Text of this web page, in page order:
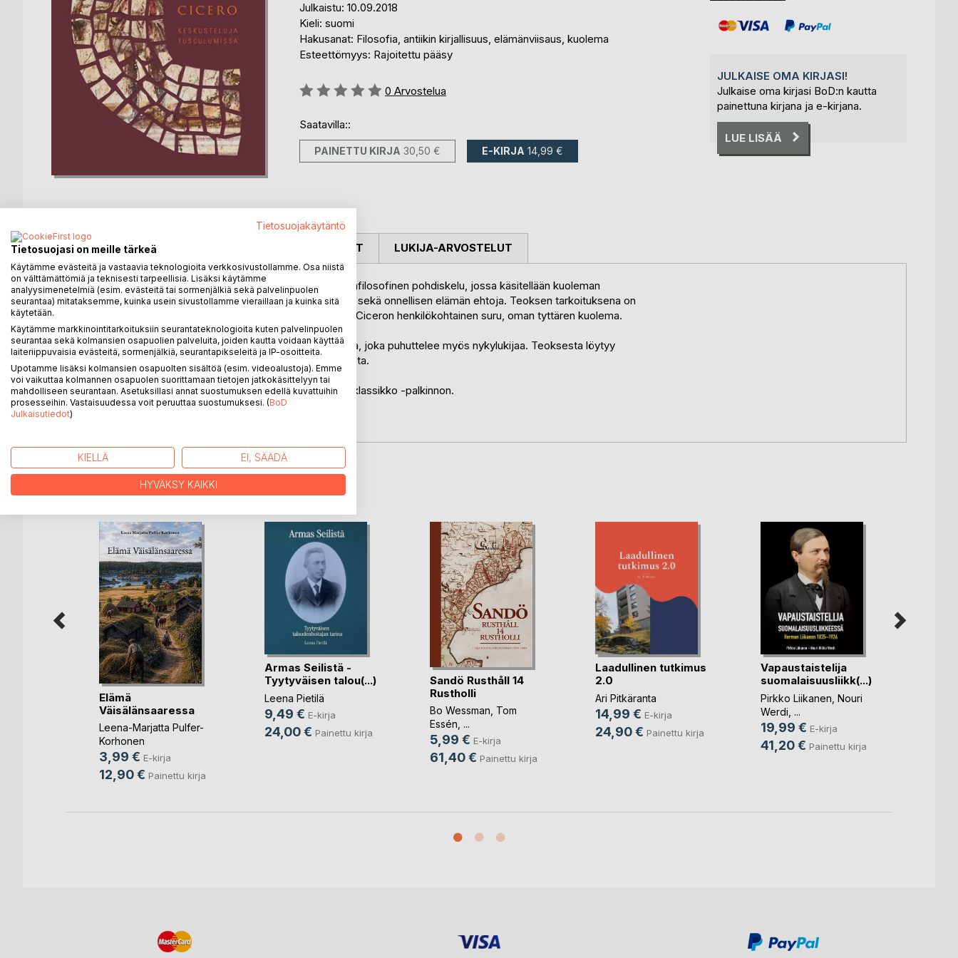
Julkaistu: 10.09.2018
Kieli: suomi
Hakusanat: Filosofia, antiikin kirjallisuus, elämänviisaus, kuolema
Esteettömyys: Rajoitettu pääsy
Arvostelu::
0 Arvostelua
Saatavilla::
PAINETTU KIRJA 30,50 € E-KIRJA 14,99 €
JULKAISE OMA KIRJASI!
Julkaise oma kirjasi BoD:n kautta
painettuna kirjana ja e-kirjana.
LUE LISÄÄ
KUVAUS
Keskusteluja Tusculumissa on Ciceron pääteoksia, elämänfilosofinen pohdiskelu, jossa käsitellään kuoleman
halveksuntaa, tuskan sietämistä, kärsimyksen lievittämistä sekä onnellisen elämän ehtoja. Teoksen tarkoituksena on
tuoda lohtua sekä kirjoittajalleen että lukijalle. Taustalla on Ciceron henkilökohtainen suru, oman tyttären kuolema.
Keskusteluja Tusculumissa on elävää maailmankirjallisuutta, joka puhuttelee myös nykylukijaa. Teoksesta löytyy
monia tuttuja kertomuksia, kuten tarina Damokleen miekasta.
Veli-Matti Rissasen suomennos sai vuonna 2009 Vuoden klassikko -palkinnon.
KIRJAILIJA LEHDISTÖARVOSTELUT LUKIJA-ARVOSTELUT
LISÄÄ KIRJOJA BoD:LLA
Elämä
Väisälänsaaressa
Leena-Marjatta Pulfer-
Korhonen
3,99 € E-kirja
12,90 € Painettu kirja
Armas Seilistä -
Tyytyväisen talou(...)
Leena Pietilä
9,49 € E-kirja
24,00 € Painettu kirja
Sandö Rusthåll 14
Rustholli
Bo Wessman, Tom
Essén, ...
5,99 € E-kirja
61,40 € Painettu kirja
Laadullinen tutkimus
2.0
Ari Pitkäranta
14,99 € E-kirja
24,90 € Painettu kirja
Vapaustaistelija
suomalaisuusliikk(...)
Pirkko Liikanen Nouri
Werdi , ...
19,99 € E-kirja
41,20 € Painettu kirja
Tietosuojakäytäntö
Tietosuojasi on meille tärkeä
Käytämme evästeitä ja vastaavia teknologioita verkkosivustollamme. Osa niistä
on välttämättömiä ja teknisesti tarpeellisia. Lisäksi käytämme
analyysimenetelmiä (esim. evästeitä tai sormenjälkiä sekä palvelinpuolen
seurantaa) mitataksemme, kuinka usein sivustollamme vieraillaan ja kuinka sitä
käytetään.
Käytämme markkinointitarkoituksiin seurantateknologioita kuten palvelinpuolen
seurantaa sekä kolmansien osapuolien palveluita, joiden kautta voidaan käyttää
laiteriippuvaisia evästeitä, sormenjälkiä, seurantapikseleitä ja IP-osoitteita.
Upotamme lisäksi kolmansien osapuolten sisältöä (esim. videoalustoja). Emme
voi vaikuttaa kolmannen osapuolen suorittamaan tietojen jatkokäsittelyyn tai
mahdolliseen seurantaan. Asetuksillasi annat suostumuksen edellä kuvattuihin
prosesseihin. Vastaisuudessa voit peruuttaa suostumuksesi. (BoD
Julkaisutiedot)
KIELLÄ EI, SÄÄDÄ
HYVÄKSY KAIKKI